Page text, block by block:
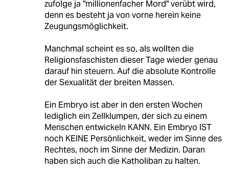
zufolge ja "millionenfacher Mord" verübt wird,
denn es besteht ja von vorne herein keine
Zeugungsmöglichkeit.
Manchmal scheint es so, als wollten die
Religionsfaschisten dieser Tage wieder genau
darauf hin steuern. Auf die absolute Kontrolle
der Sexualität der breiten Massen.
Ein Embryo ist aber in den ersten Wochen
lediglich ein Zellklumpen, der sich zu einem
Menschen entwickeln KANN. Ein Embryo IST
noch KEINE Persönlichkeit, weder im Sinne des
Rechtes, noch im Sinne der Medizin. Daran
haben sich auch die Katholiban zu halten.